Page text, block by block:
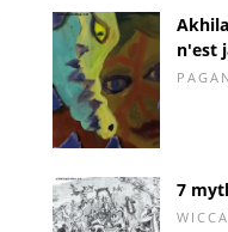
n'est
7